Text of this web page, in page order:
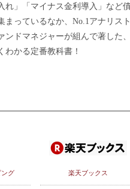
れ」「マイナス金利導入」など
まっているなか、No.1アナリス
ンドマネジャーが組んで著した
わかる定番教科書！
グ 楽天ブックス